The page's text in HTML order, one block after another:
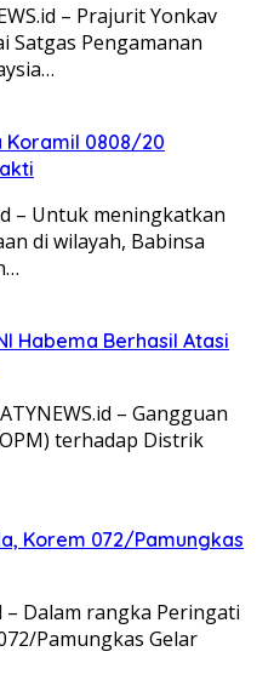
– Prajurit Yonkav
Satgas Pengamanan
Koramil 0808/20
– Untuk meningkatkan
di wilayah, Babinsa
Habema Berhasil Atasi
– Gangguan
terhadap Distrik
Korem 072/Pamungkas
– Dalam rangka Peringati
Pamungkas Gelar